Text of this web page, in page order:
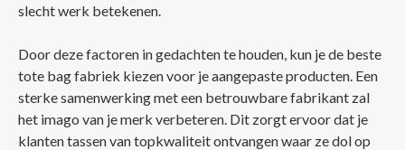
slecht werk betekenen.
Door deze factoren in gedachten te houden, kun je de beste
tote bag fabriek kiezen voor je aangepaste producten. Een
sterke samenwerking met een betrouwbare fabrikant zal
het imago van je merk verbeteren. Dit zorgt ervoor dat je
klanten tassen van topkwaliteit ontvangen waar ze dol op